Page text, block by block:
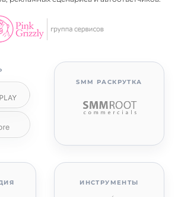
SMM РАСКРУТКА
ИНСТРУМЕНТЫ